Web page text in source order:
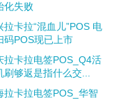
化失败
拉卡拉“混血儿”POS 电
码POS现已上市
拉卡拉电签POS_Q4活
刷够返是指什么交...
拉卡拉电签POS_华智